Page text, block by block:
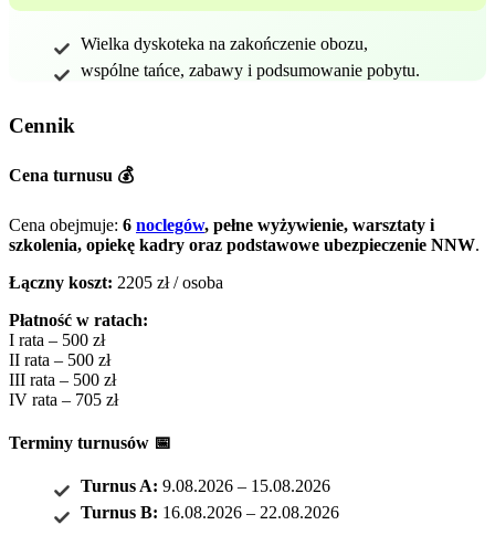
Wielka dyskoteka na zakończenie obozu,
wspólne tańce, zabawy i podsumowanie pobytu.
Cennik
Cena turnusu 💰
Cena obejmuje: 6 noclegów, pełne wyżywienie, warsztaty i
szkolenia, opiekę kadry oraz podstawowe ubezpieczenie NNW.
Łączny koszt: 2205 zł / osoba
Płatność w ratach:
I rata – 500 zł
II rata – 500 zł
III rata – 500 zł
IV rata – 705 zł
Terminy turnusów 📅
Turnus A: 9.08.2026 – 15.08.2026
Turnus B: 16.08.2026 – 22.08.2026